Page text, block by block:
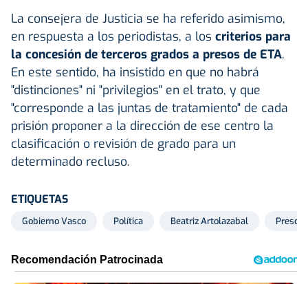
La consejera de Justicia se ha referido asimismo,
en respuesta a los periodistas, a los criterios para
la concesión de terceros grados a presos de ETA.
En este sentido, ha insistido en que no habrá
"distinciones" ni "privilegios" en el trato, y que
"corresponde a las juntas de tratamiento" de cada
prisión proponer a la dirección de ese centro la
clasificación o revisión de grado para un
determinado recluso.
ETIQUETAS
Gobierno Vasco Política Beatriz Artolazabal Presos